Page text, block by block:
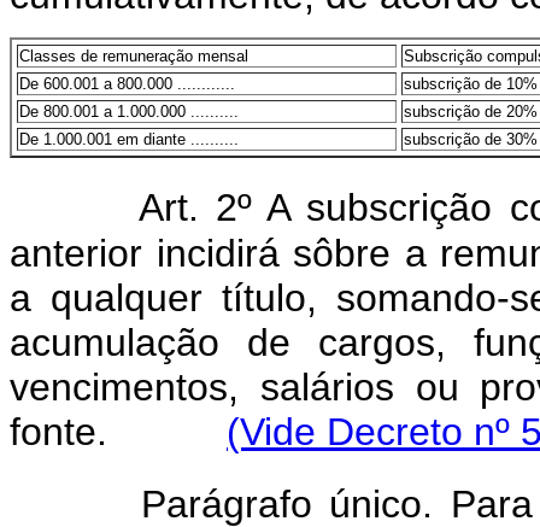
Classes de remuneração mensal
Subscrição
De 600.001 a 800.000 ............
subscrição de
De 800.001 a 1.000.000 ..........
subscrição de
De 1.000.001 em diante ..........
subscrição de
Art. 2º A subscrição
anterior incidirá sôbre a
a qualquer título, somando-
acumulação de cargos,
vencimentos, salários ou
fonte. (Vide Decreto nº
Parágrafo único.